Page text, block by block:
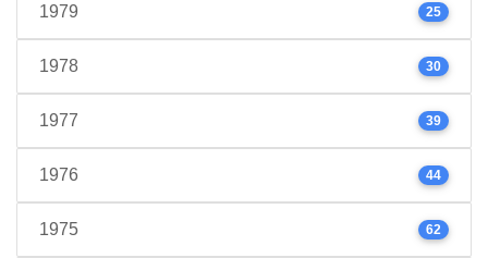
1979 25
1978 30
1977 39
1976 44
1975 62